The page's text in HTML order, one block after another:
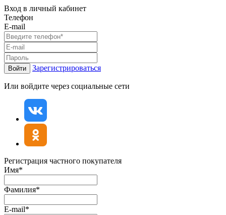
Вход в личный кабинет
Телефон
E-mail
Войти Зарегистрироваться
Или войдите через социальные сети
Регистрация частного покупателя
Имя*
Фамилия*
E-mail*